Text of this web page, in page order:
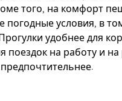
того, на комфорт
погодные условия, в
удобнее для
поездок на работу и на